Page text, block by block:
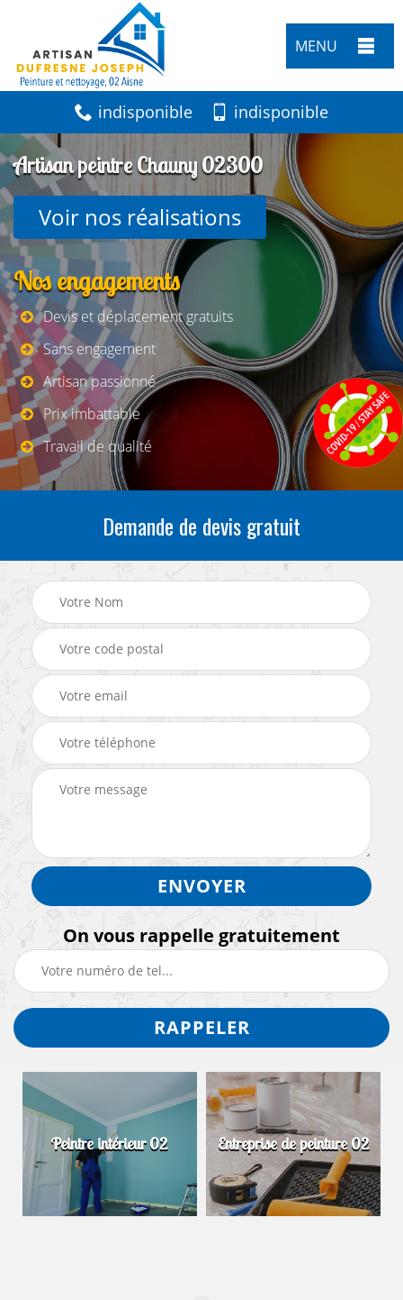
MENU
indisponible indisponible
Artisan peintre Chauny 02300
Voir nos réalisations
Nos engagements
Devis et déplacement gratuits
Sans engagement
Artisan passionné
Prix imbattable
Travail de qualité
Demande de devis gratuit
On vous rappelle gratuitement
Peintre intérieur 02 Entreprise de peinture 02